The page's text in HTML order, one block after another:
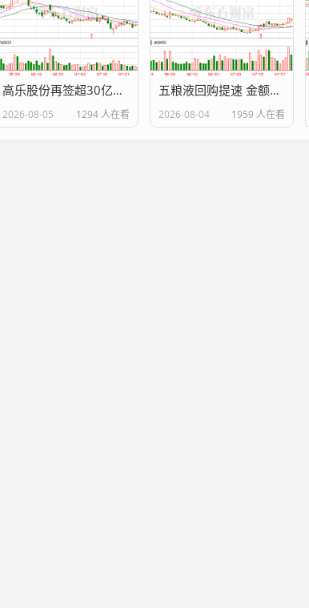
高乐股份再签超30亿元算力合同，却难阻2026年续亏，交易对手方刚成立4个月
2026-08-05 1294 人在看
五粮液回购提速 金额已超10亿元
2026-08-04 1959 人在看